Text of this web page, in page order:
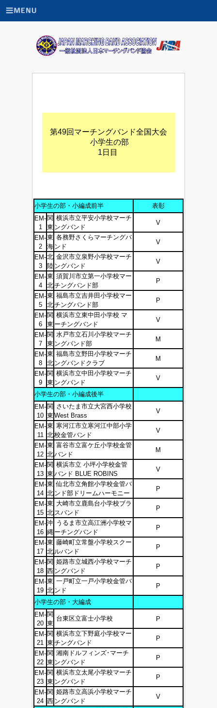
第49回マーチングバンド全国大会
小学生の部
1日目
小学生の部・小編成前半
表彰
EM-
1
関
東
横浜市立平安小学校マーチ
ングバンド
V
EM-
2
東
海
各務野さくらマーチングバ
ンド
V
EM-
3
北
陸
金沢市立泉野小学校マーチ
ングバンド
V
EM-
4
東
北
須賀川市立第一小学校マー
チングバンド部
P
EM-
5
東
北
福島市立吉井田小学校マー
チングバンド部
P
EM-
6
関
東
横浜市立東中田小学校 マ
ーチングバンド
V
EM-
7
関
東
水戸市立石川小学校マーチ
ングバンド部
M
EM-
8
東
北
福島市立野田小学校マーチ
ングバンドクラブ
M
EM-
9
関
東
横浜市立中田小学校マーチ
ングバンド
V
小学生の部・小編成後半
EM-
10
関
東
さいたま市立大宮西小学校
West Brass
V
EM-
11
東
北
寒河江市立寒河江中部小学
校金管バンド
V
EM-
12
東
北
富谷市立富ケ丘小学校金管
バンド
M
EM-
13
関
東
横浜市立 小坪小学校金管
バンド BLUE ROBINS
V
EM-
14
東
北
仙北市立角館小学校金管バ
ンド部ドリームハーモニー
P
EM-
15
東
北
大崎市立鹿島台小学校ブラ
スバンド
P
EM-
16
沖
縄
うるま市立高江洲小学校マ
ーチングバンド
P
EM-
17
東
北
藤崎町立常盤小学校スクー
ルバンド
P
EM-
18
関
西
姫路市立城西小学校マーチ
ングバンド
P
EM-
19
東
北
一戸町立一戸小学校金管バ
ンド
P
小学生の部・大編成
EM-
20
関
東
台東区立富士小学校 P
EM-
21
関
東
横浜市立下野庭小学校マー
チングバンド
P
EM-
22
関
東
湘南ドルフィンズ･マーチ
ングバンド
P
EM-
23
関
東
横浜市立太尾小学校マーチ
ングバンド
P
EM-
24
関
西
姫路市立高浜小学校マーチ
ングバンド
V